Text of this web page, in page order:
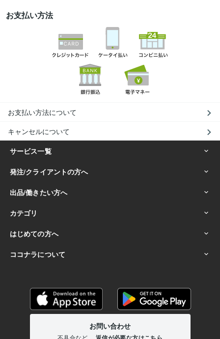
お支払い方法
お支払い方法について
キャンセルについて